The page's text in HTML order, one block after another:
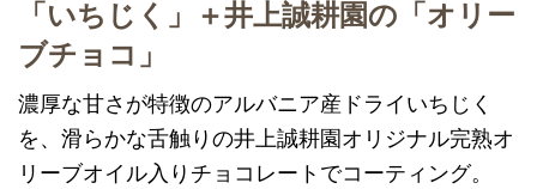
「いちじく」＋井上誠耕園の「オリー
ブチョコ」
濃厚な甘さが特徴のアルバニア産ドライいちじく
を、滑らかな舌触りの井上誠耕園オリジナル完熟オ
リーブオイル入りチョコレートでコーティング。